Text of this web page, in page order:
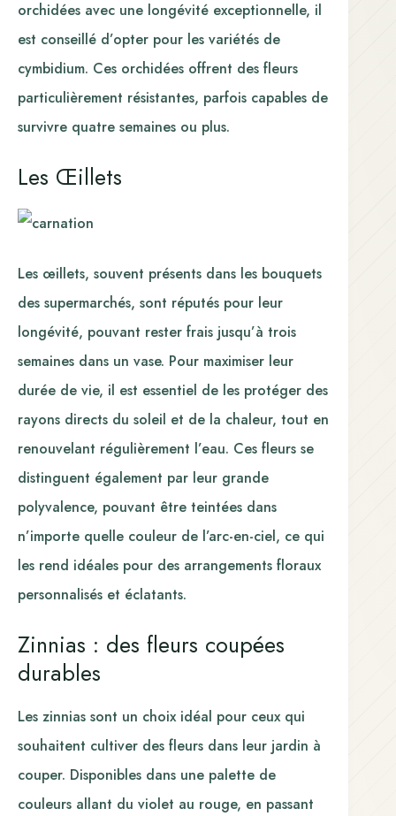
orchidées avec une longévité exceptionnelle, il
est conseillé d’opter pour les variétés de
cymbidium. Ces orchidées offrent des fleurs
particulièrement résistantes, parfois capables de
survivre quatre semaines ou plus.
Les Œillets
Les œillets, souvent présents dans les bouquets
des supermarchés, sont réputés pour leur
longévité, pouvant rester frais jusqu’à trois
semaines dans un vase. Pour maximiser leur
durée de vie, il est essentiel de les protéger des
rayons directs du soleil et de la chaleur, tout en
renouvelant régulièrement l’eau. Ces fleurs se
distinguent également par leur grande
polyvalence, pouvant être teintées dans
n’importe quelle couleur de l’arc-en-ciel, ce qui
les rend idéales pour des arrangements floraux
personnalisés et éclatants.
Zinnias : des fleurs coupées
durables
Les zinnias sont un choix idéal pour ceux qui
souhaitent cultiver des fleurs dans leur jardin à
couper. Disponibles dans une palette de
couleurs allant du violet au rouge, en passant